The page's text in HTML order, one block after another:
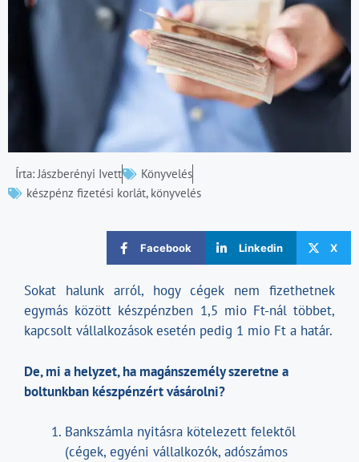
Írta:Jászberényi Ivett
Könyvelés
készpénz fizetési korlát, könyvelés
Facebook Linkedin X
Sokat halunk arról, hogy cégek nem fizethetnek
egymás között készpénzben 1,5 mio Ft-nál többet,
kapcsolt vállalkozások esetén pedig 1 mio Ft a határ.
De, mi a helyzet, ha magánszemély szeretne a
boltunkban készpénzért vásárolni?
Bankszámla nyitásra kötelezett felektől
(cégek, egyéni vállalkozók, adószámos